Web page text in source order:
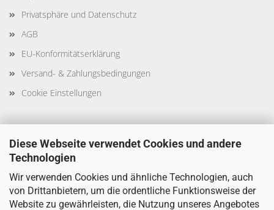
Diese Webseite verwendet Cookies und andere
Technologien
Wir verwenden Cookies und ähnliche Technologien, auch
von Drittanbietern, um die ordentliche Funktionsweise der
Website zu gewährleisten, die Nutzung unseres Angebotes
Privatsphäre und Datenschutz
AGB
EU-Konformitätserklärung
Versand- & Zahlungsbedingungen
Cookie Einstellungen
Sicher Einkaufen